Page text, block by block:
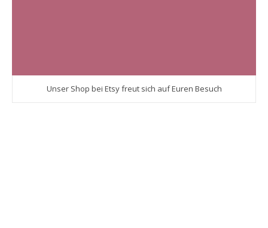
Unser Shop bei Etsy freut sich auf Euren Besuch